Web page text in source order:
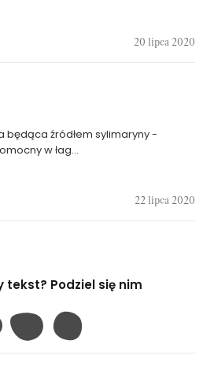
20 lipca 2020
będąca źródłem sylimaryny -
w łag...
22 lipca 2020
tekst? Podziel się nim